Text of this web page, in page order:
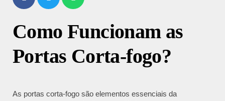
Como Funcionam as
Portas Corta-fogo?
As portas corta-fogo são elementos essenciais da